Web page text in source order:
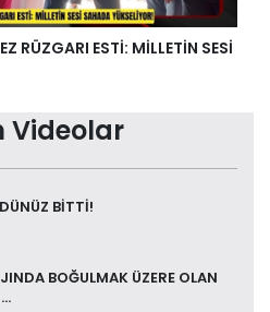
RÜZGARI ESTİ: MİLLETİN SESİ
Videolar
BİTTİ!
BOĞULMAK ÜZERE OLAN